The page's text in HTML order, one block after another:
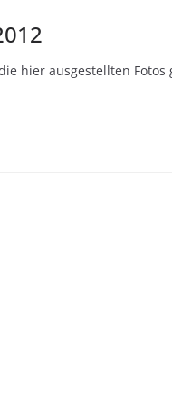
hier ausgestellten